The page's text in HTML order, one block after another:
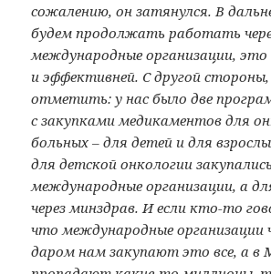
сожалению, он затянулся. В
будем продолжать работать
международные организации,
и эффективней. С другой стороны,
отметить: у нас было две
с закупками медикаментов для
больных – для детей и для
для детской онкологии
международные организации, а
через мин­здрав. И если кто-то
что международные организации
даром нам закупают это все, а в